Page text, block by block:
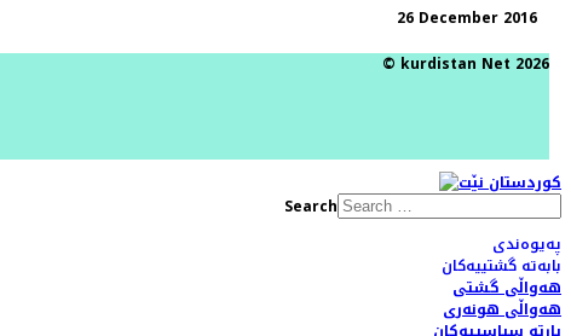
26 December 2016
© kurdistan Net 2026
Search
پەیوەندی
بابەتە گشتییەکان
هەواڵی گشتی
هەواڵی هونەری